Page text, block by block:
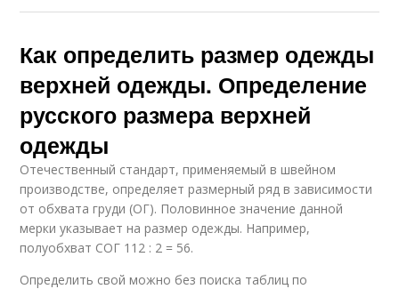
Как определить размер одежды
верхней одежды. Определение
русского размера верхней
одежды
Отечественный стандарт, применяемый в швейном
производстве, определяет размерный ряд в зависимости
от обхвата груди (ОГ). Половинное значение данной
мерки указывает на размер одежды. Например,
полуобхват СОГ 112 : 2 = 56.
Определить свой можно без поиска таблиц по